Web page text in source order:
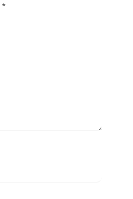
*